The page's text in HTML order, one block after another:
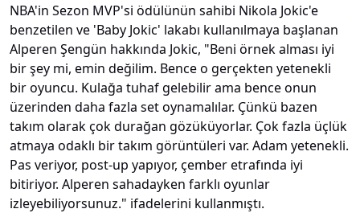
NBA'in Sezon MVP'si ödülünün sahibi Nikola Jokic'e
benzetilen ve 'Baby Jokic' lakabı kullanılmaya başlanan
Alperen Şengün hakkında Jokic, "Beni örnek alması iyi
bir şey mi, emin değilim. Bence o gerçekten yetenekli
bir oyuncu. Kulağa tuhaf gelebilir ama bence onun
üzerinden daha fazla set oynamalılar. Çünkü bazen
takım olarak çok durağan gözüküyorlar. Çok fazla üçlük
atmaya odaklı bir takım görüntüleri var. Adam yetenekli.
Pas veriyor, post-up yapıyor, çember etrafında iyi
bitiriyor. Alperen sahadayken farklı oyunlar
izleyebiliyorsunuz." ifadelerini kullanmıştı.